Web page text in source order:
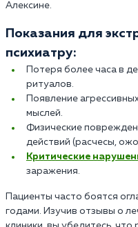
Алексине.
Показания для
психиатру:
Потеря более часа в
ритуалов.
Появление
мыслей.
Физические
действий (расчесы,
Критические
заражения.
Пациенты часто боятся
годами. Изучив отзывы о